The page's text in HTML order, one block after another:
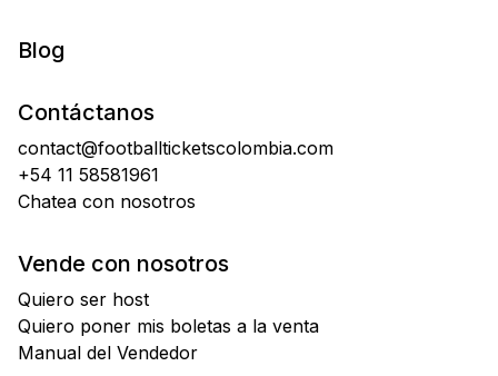
Blog
Contáctanos
contact@footballticketscolombia.com
+54 11 58581961
Chatea con nosotros
Vende con nosotros
Quiero ser host
Quiero poner mis boletas a la venta
Manual del Vendedor